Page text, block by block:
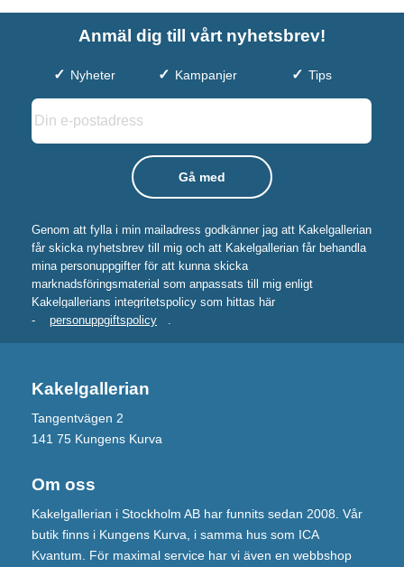
Anmäl dig till vårt nyhetsbrev!
Nyheter Kampanjer Tips
Genom att fylla i min mailadress godkänner jag att Kakelgallerian
får skicka nyhetsbrev till mig och att Kakelgallerian får behandla
mina personuppgifter för att kunna skicka
marknadsföringsmaterial som anpassats till mig enligt
Kakelgallerians integritetspolicy som hittas här
-
personuppgiftspolicy .
Kakelgallerian
Tangentvägen 2
141 75 Kungens Kurva
Om oss
Kakelgallerian i Stockholm AB har funnits sedan 2008. Vår
butik finns i Kungens Kurva, i samma hus som ICA
Kvantum. För maximal service har vi även en webbshop